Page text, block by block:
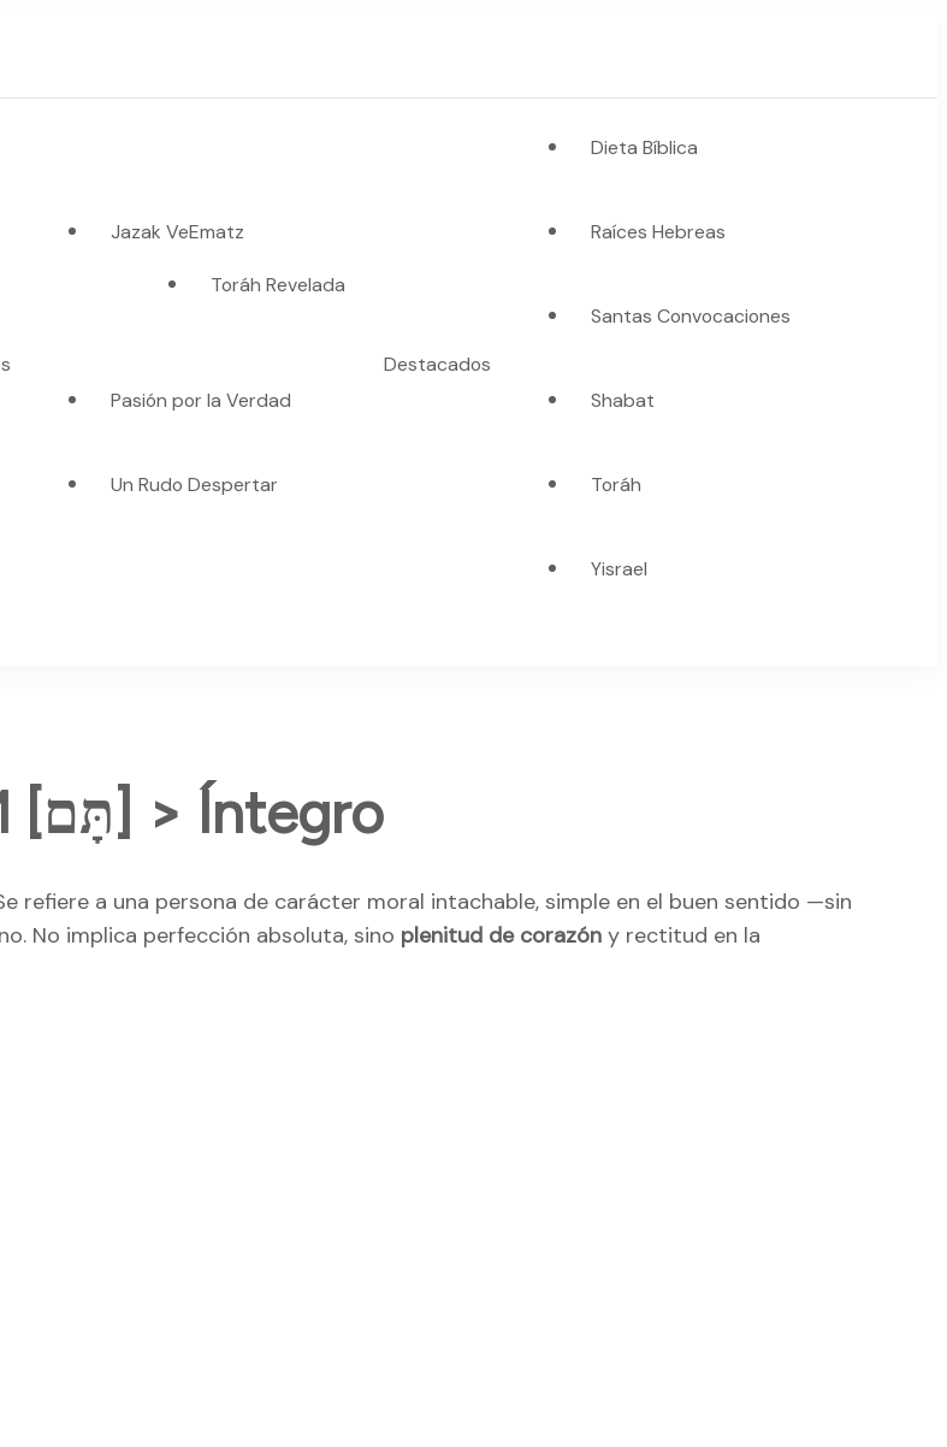
Jazak VeEmatz
Toráh Revelada
Pasión por la Verdad
Un Rudo Despertar
Destacados
Dieta Bíblica
Raíces Hebreas
Santas Convocaciones
Shabat
Toráh
Yisrael
TAM [תָּם] > Íntegro
refiere a una persona de carácter moral intachable, simple en el buen sentido —sin
No implica perfección absoluta, sino plenitud de corazón y rectitud en la